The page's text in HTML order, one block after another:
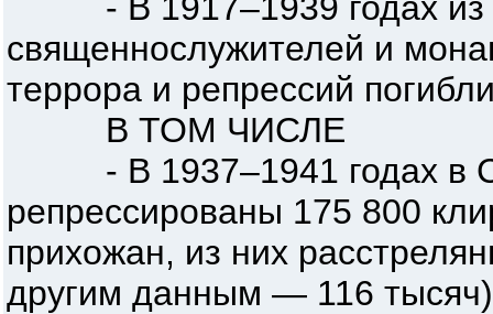
священнослужителей и
террора и репрессий
В ТОМ ЧИСЛЕ
- В 1937–1941 годах в
репрессированы 175 800
прихожан, из них
другим данным — 116